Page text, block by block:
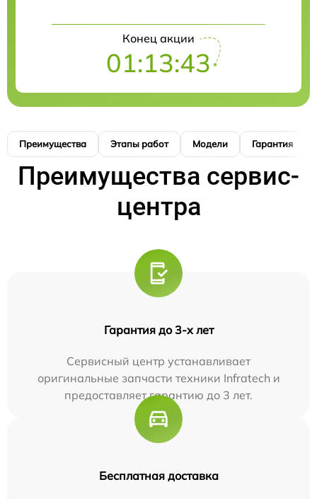
Конец акции
01:13:42
Преимущества Этапы работ Модели Гарантия
Преимущества сервис-
центра
Гарантия до 3-х лет
Сервисный центр устанавливает
оригинальные запчасти техники Infratech и
предоставляет гарантию до 3 лет.
Бесплатная доставка